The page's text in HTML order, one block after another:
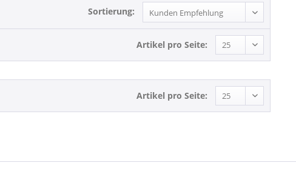
Sortierung:
Artikel pro Seite:
Artikel pro Seite: